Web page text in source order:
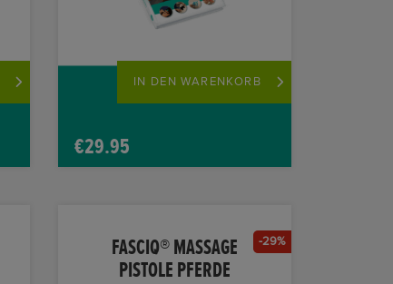
€29.95
IN DEN WARENKORB
FASCIQ® MASSAGE
PISTOLE PFERDE
-29%